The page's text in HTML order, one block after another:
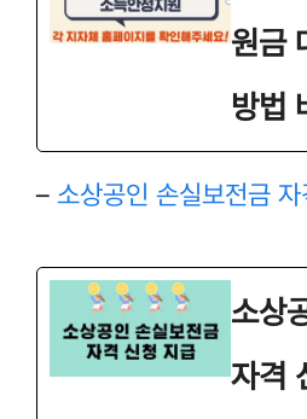
원금
방법
– 소상공인 손실보전금
소상
자격